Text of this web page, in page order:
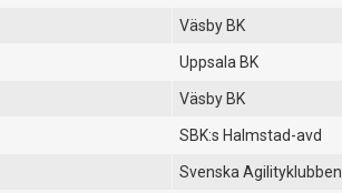
Väsby BK
Uppsala BK
Väsby BK
SBK:s Halmstad-avd
Svenska Agilityklubben